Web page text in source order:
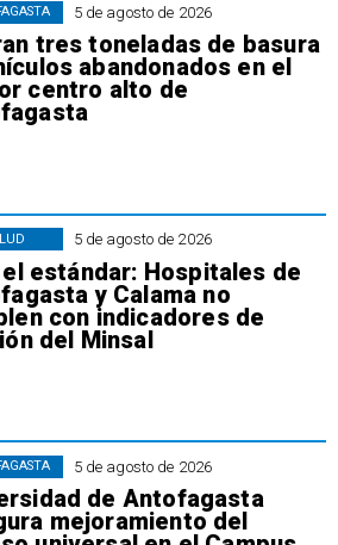
5 de agosto de 2026
tres toneladas de basura
abandonados en el
centro alto de
5 de agosto de 2026
el estándar: Hospitales de
y Calama no
con indicadores de
del Minsal
5 de agosto de 2026
de Antofagasta
mejoramiento del